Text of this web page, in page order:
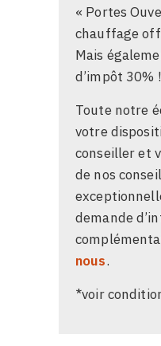
« Portes
chauffage
Mais
d’impôt 30% !
Toute notre
votre
conseiller et
de nos
demande
nous.
*voir